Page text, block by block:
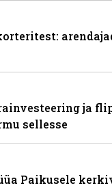
ja
sellesse
Paikusele